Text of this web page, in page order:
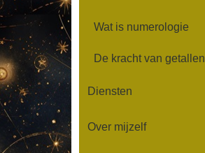
Wat is numerologie
De kracht van getallen
Diensten
Over mijzelf